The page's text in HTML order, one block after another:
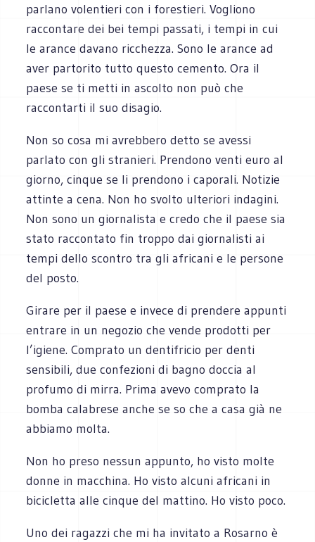
parlano volentieri con i forestieri. Vogliono
raccontare dei bei tempi passati, i tempi in cui
le arance davano ricchezza. Sono le arance ad
aver partorito tutto questo cemento. Ora il
paese se ti metti in ascolto non può che
raccontarti il suo disagio.
Non so cosa mi avrebbero detto se avessi
parlato con gli stranieri. Prendono venti euro al
giorno, cinque se li prendono i caporali. Notizie
attinte a cena. Non ho svolto ulteriori indagini.
Non sono un giornalista e credo che il paese sia
stato raccontato fin troppo dai giornalisti ai
tempi dello scontro tra gli africani e le persone
del posto.
Girare per il paese e invece di prendere appunti
entrare in un negozio che vende prodotti per
l’igiene. Comprato un dentifricio per denti
sensibili, due confezioni di bagno doccia al
profumo di mirra. Prima avevo comprato la
bomba calabrese anche se so che a casa già ne
abbiamo molta.
Non ho preso nessun appunto, ho visto molte
donne in macchina. Ho visto alcuni africani in
bicicletta alle cinque del mattino. Ho visto poco.
Uno dei ragazzi che mi ha invitato a Rosarno è